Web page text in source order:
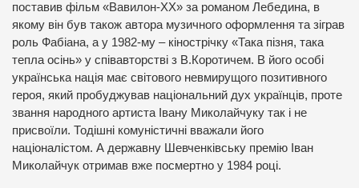
поставив фільм «Вавилон-ХХ» за романом Лебедина, в
якому він був також автора музичного оформлення та зіграв
роль Фабіана, а у 1982-му – кінострічку «Така пізня, така
тепла осінь» у співавторстві з В.Коротичем. В його особі
українська нація має світового невмирущого позитивного
героя, який пробуджував національний дух українців, проте
звання народного артиста Івану Миколайчуку так і не
присвоїли. Тодішні комуністичні вважали його
націоналістом. А державну Шевченківську премію Іван
Миколайчук отримав вже посмертно у 1984 році.